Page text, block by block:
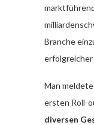
Branche
Man
ersten Roll-
diversen